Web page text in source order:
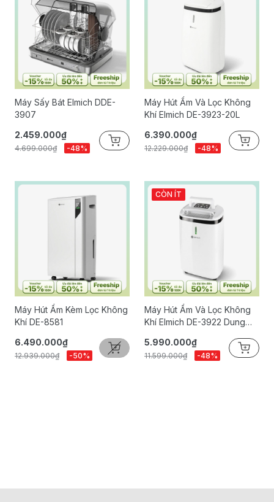
Máy Sấy Bát Elmich DDE-
3907
2.459.000₫
4.699.000₫ -48%
Máy Hút Ẩm Và Lọc Không
Khí Elmich DE-3923-20L
6.390.000₫
12.229.000₫ -48%
Máy Hút Ẩm Kèm Lọc Không
Khí DE-8581
6.490.000₫
12.939.000₫ -50%
CÒN ÍT
Máy Hút Ẩm Và Lọc Không
Khí Elmich DE-3922 Dung
5.990.000₫
11.599.000₫ -48%